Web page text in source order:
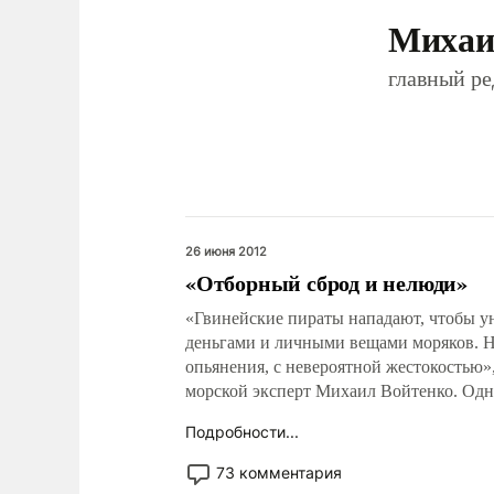
главный
26 июня 2012
«Отборный сброд и нелюди»
«Гвинейские пираты нападают, чтобы
деньгами и личными вещами моряков.
опьянения, с невероятной
морской эксперт Михаил Войтенко.
Подробности...
73 комментария